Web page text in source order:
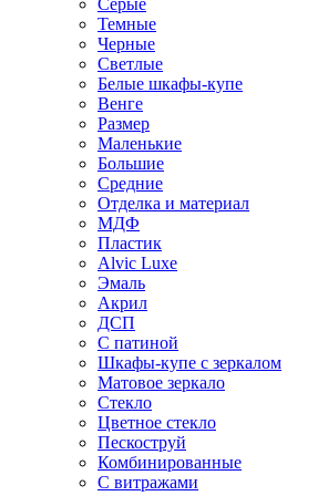
Серые
Темные
Черные
Светлые
Белые шкафы-купе
Венге
Размер
Маленькие
Большие
Средние
Отделка и материал
МДФ
Пластик
Alvic Luxe
Эмаль
Акрил
ДСП
С патиной
Шкафы-купе с зеркалом
Матовое зеркало
Стекло
Цветное стекло
Пескоструй
Комбинированные
С витражами